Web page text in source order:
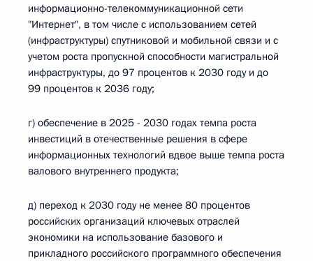
информационно-телекоммуникационной сети
"Интернет", в том числе с использованием сетей
(инфраструктуры) спутниковой и мобильной связи и с
учетом роста пропускной способности магистральной
инфраструктуры, до 97 процентов к 2030 году и до
99 процентов к 2036 году;
г) обеспечение в 2025 - 2030 годах темпа роста
инвестиций в отечественные решения в сфере
информационных технологий вдвое выше темпа роста
валового внутреннего продукта;
д) переход к 2030 году не менее 80 процентов
российских организаций ключевых отраслей
экономики на использование базового и
прикладного российского программного обеспечения